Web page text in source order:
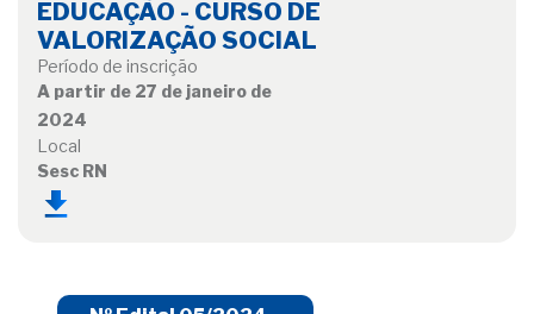
EDUCAÇÃO - CURSO DE
VALORIZAÇÃO SOCIAL
Período de inscrição
A partir de 27 de janeiro de
2024
Local
Sesc RN